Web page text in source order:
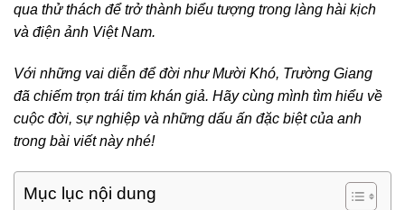
qua thử thách để trở thành biểu tượng trong làng hài kịch
và điện ảnh Việt Nam.
Với những vai diễn để đời như Mười Khó, Trường Giang
đã chiếm trọn trái tim khán giả. Hãy cùng mình tìm hiểu về
cuộc đời, sự nghiệp và những dấu ấn đặc biệt của anh
trong bài viết này nhé!
Mục lục nội dung